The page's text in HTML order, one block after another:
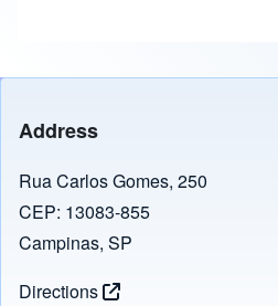
Address
Rua Carlos Gomes, 250
CEP: 13083-855
Campinas, SP
Directions